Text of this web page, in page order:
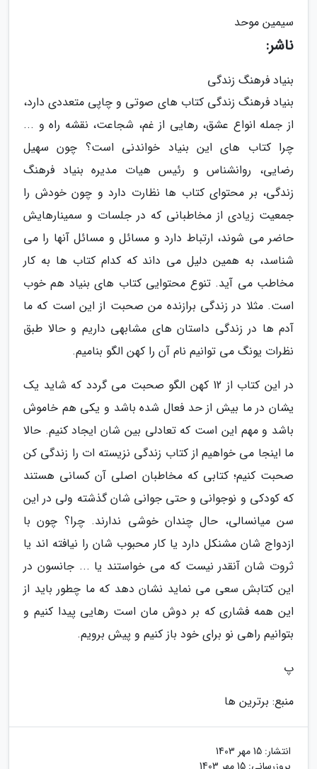
سیمین موحد
ناشر:
بنیاد فرهنگ زندگی
بنیاد فرهنگ زندگی کتاب های صوتی و چاپی متعددی دارد،
از جمله انواع عشق، رهایی از غم، شجاعت، نقشه راه و ...
چرا کتاب های این بنیاد خواندنی است؟ چون سهیل
رضایی، روانشناس و رئیس هیات مدیره بنیاد فرهنگ
زندگی، بر محتوای کتاب ها نظارت دارد و چون خودش را
جمعیت زیادی از مخاطبانی که در جلسات و سمینارهایش
حاضر می شوند، ارتباط دارد و مسائل و مسائل آنها را می
شناسد، به همین دلیل می داند که کدام کتاب ها به کار
مخاطب می آید. تنوع محتوایی کتاب های بنیاد هم خوب
است. مثلا در زندگی برازنده من صحبت از این است که ما
آدم ها در زندگی داستان های مشابهی داریم و حالا طبق
نظرات یونگ می توانیم نام آن را کهن الگو بنامیم.
در این کتاب از 12 کهن الگو صحبت می گردد که شاید یک
یشان در ما بیش از حد فعال شده باشد و یکی هم خاموش
باشد و مهم این است که تعادلی بین شان ایجاد کنیم. حالا
ما اینجا می خواهیم از کتاب زندگی نزیسته ات را زندگی کن
صحبت کنیم؛ کتابی که مخاطبان اصلی آن کسانی هستند
که کودکی و نوجوانی و حتی جوانی شان گذشته ولی در این
سن میانسالی، حال چندان خوشی ندارند. چرا؟ چون با
ازدواج شان مشنکل دارد یا کار محبوب شان را نیافته اند یا
ثروت شان آنقدر نیست که می خواستند یا ... جانسون در
این کتابش سعی می نماید نشان دهد که ما چطور باید از
این همه فشاری که بر دوش مان است رهایی پیدا کنیم و
بتوانیم راهی نو برای خود باز کنیم و پیش برویم.
پ
منبع: برترین ها
انتشار: 15 مهر 1403